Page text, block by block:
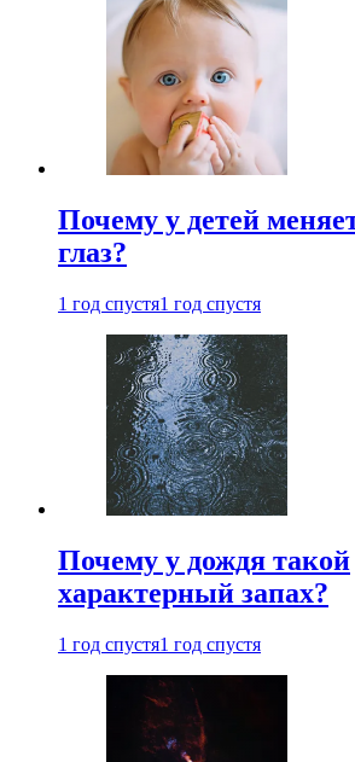
Почему у детей
глаз?
1 год спустя1 год спустя
Почему у дождя такой
характерный запах?
1 год спустя1 год спустя